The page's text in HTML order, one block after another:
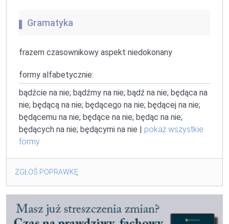
Gramatyka
frazem czasownikowy aspekt niedokonany
formy alfabetycznie:
bądźcie na nie; bądźmy na nie; bądź na nie; będąca na
nie; będącą na nie; będącego na nie; będącej na nie;
będącemu na nie; będące na nie; będąc na nie;
będących na nie; będącymi na nie | pokaż wszystkie
formy
ZGŁOŚ POPRAWKĘ